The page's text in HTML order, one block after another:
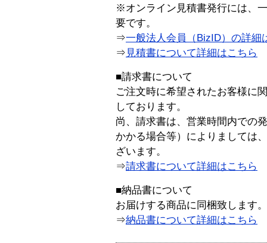
※オンライン見積書発行には、
要です。
⇒一般法人会員（BizID）の詳細
⇒ 見積書について詳細はこちら
■請求書について
ご注文時に希望されたお客様に
しております。
尚、請求書は、営業時間内での
かかる場合等）によりましては
ざいます。
⇒請求書について詳細はこちら
■納品書について
お届けする商品に同梱致します。
⇒納品書について詳細はこちら